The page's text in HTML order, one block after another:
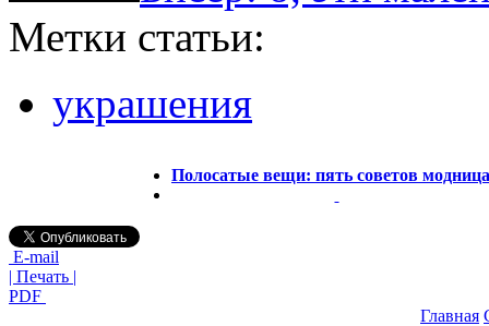
Метки статьи:
украшения
Полосатые вещи: пять советов
E-mail
| Печать |
PDF
Главная